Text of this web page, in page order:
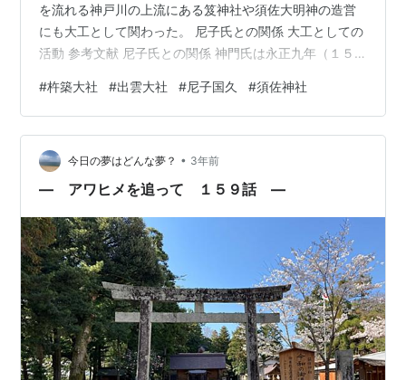
を流れる神戸川の上流にある笈神社や須佐大明神の造営
にも大工として関わった。 尼子氏との関係 大工としての
活動 参考文献 尼子氏との関係 神門氏は永正九年（１５
社を司る千家・北島の両国造家のうち北島家に属する大
工だった。塩冶郷を本拠としていたとみられ、天文十三
年（１５４４）十一月、神門国清は同郷を支配する尼子
国久から「塩冶之内大工給室」を安堵されている。なお
国清の実名の「国」は、尼子国久からの偏諱を受けたも
#杵築大社 #出雲大社 #尼子国久 #須佐神社
今日の夢はどんな夢？ • 3年前
― アワヒメを追って １５９話 ―